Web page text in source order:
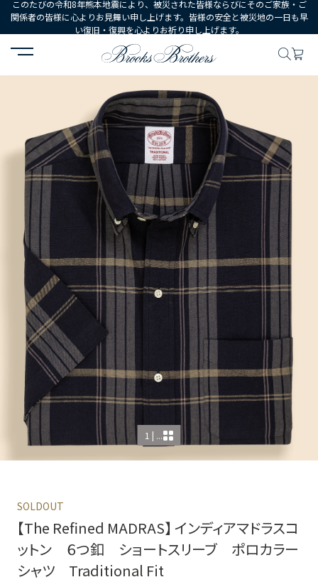
このたびの令和8年熊本地震により、被災された皆様ならびにそのご家族・ご
関係者の皆様に心よりお見舞い申し上げます。皆様の安全と被災地の一日も早
い復旧・復興を心よりお祈り申し上げます。
HOME ウェア シャツ ドレスシャツ 【The Refined
1 | ...
SOLDOUT
【The Refined MADRAS】 インディアマドラスコ
ットン ６つ釦 ショートスリーブ ポロカラー
シャツ Traditional Fit